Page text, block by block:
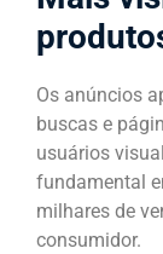
Os anúncios
buscas e
usuários
fundamental
milhares de
consumidor.